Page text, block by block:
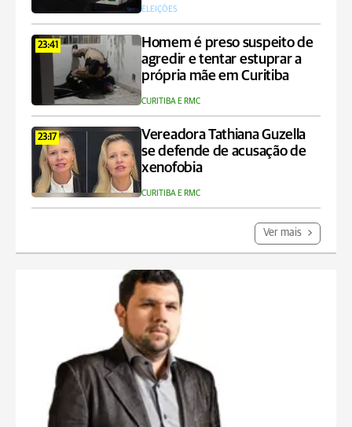
ELEIÇÕES
23:41
Homem é preso suspeito de
agredir e tentar estuprar a
própria mãe em Curitiba
CURITIBA E RMC
23:17
Vereadora Tathiana Guzella
se defende de acusação de
xenofobia
CURITIBA E RMC
Ver mais